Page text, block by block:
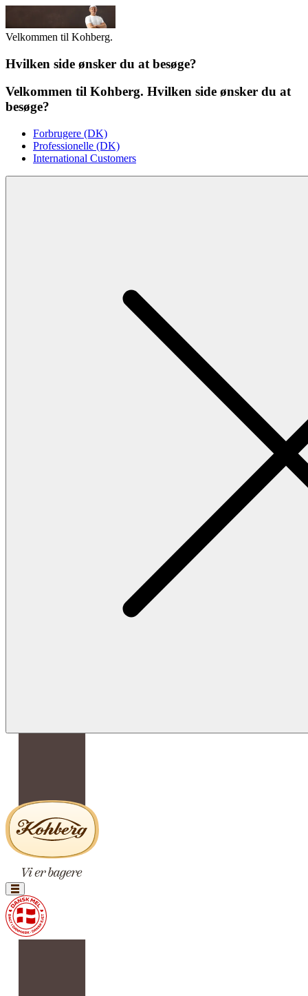
Velkommen til Kohberg.
Hvilken side ønsker du at besøge?
Velkommen til Kohberg. Hvilken side ønsker du at
besøge?
Forbrugere (DK)
Professionelle (DK)
International Customers